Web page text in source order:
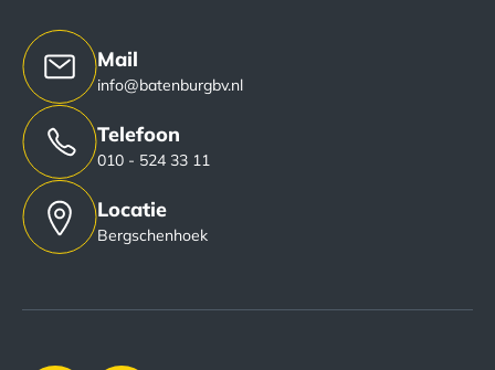
Mail
info@batenburgbv.nl
Telefoon
010 - 524 33 11
Locatie
Bergschenhoek